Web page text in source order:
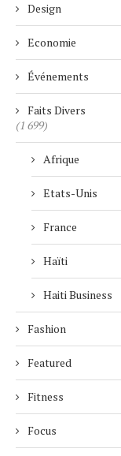
Design
Economie
Événements
Faits Divers
(1 699)
Afrique
Etats-Unis
France
Haïti
Haiti Business
Fashion
Featured
Fitness
Focus